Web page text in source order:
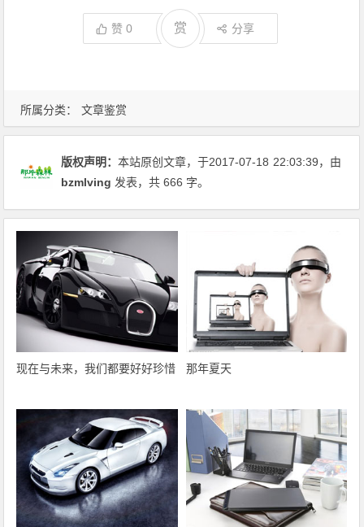
所属分类： 文章鉴赏
赞0 赏 分享
版权声明：本站原创文章，于2017-07-18 22:03:39，由
bzmlving 发表，共 666 字。
现在与未来，我们都要好好珍惜 那年夏天